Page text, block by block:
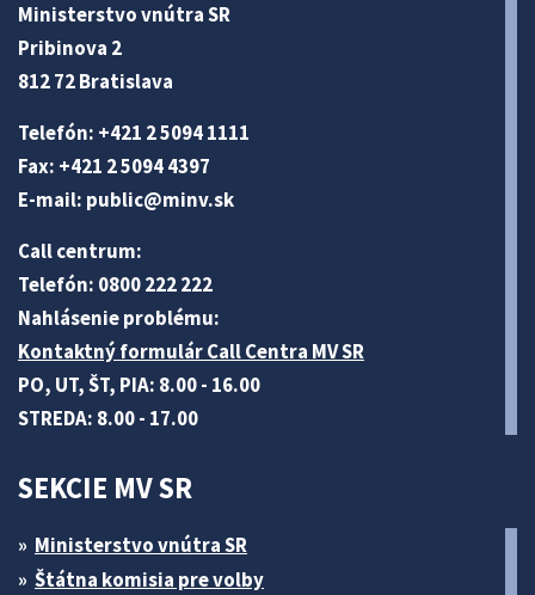
Ministerstvo vnútra SR
Pribinova 2
812 72 Bratislava
Telefón: +421 2 5094 1111
Fax: +421 2 5094 4397
E-mail: public@minv.sk
Call centrum:
Telefón: 0800 222 222
Nahlásenie problému:
Kontaktný formulár Call Centra MV SR
PO, UT, ŠT, PIA: 8.00 - 16.00
STREDA: 8.00 - 17.00
SEKCIE MV SR
Ministerstvo vnútra SR
Štátna komisia pre volby